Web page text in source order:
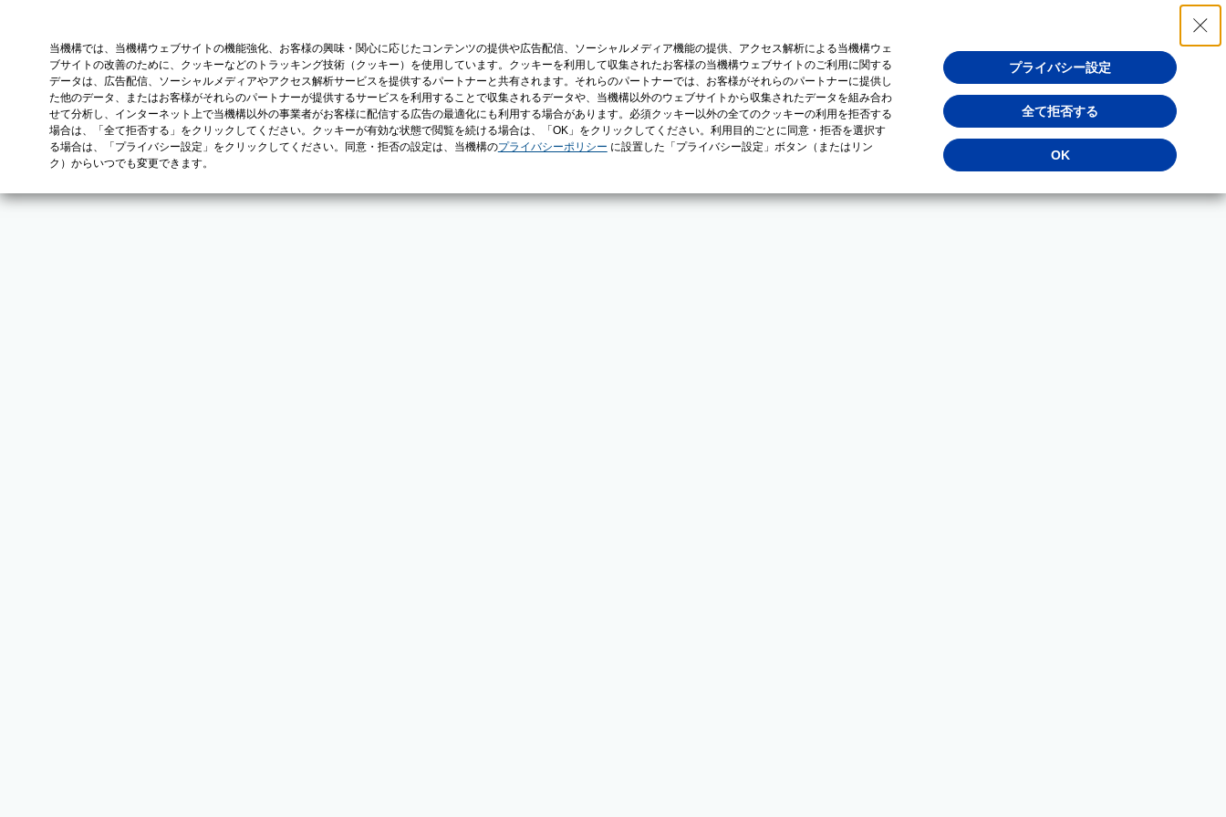
当機構では、当機構ウェブサイトの機能強化、お客様の興味・関心に応じたコンテンツの提供や広告配信、ソーシャルメディア機能の提供、アクセス解析による当機構ウェ
ブサイトの改善のために、クッキーなどのトラッキング技術（クッキー）を使用しています。クッキーを利用して収集されたお客様の当機構ウェブサイトのご利用に関する
データは、広告配信、ソーシャルメディアやアクセス解析サービスを提供するパートナーと共有されます。それらのパートナーでは、お客様がそれらのパートナーに提供し
た他のデータ、またはお客様がそれらのパートナーが提供するサービスを利用することで収集されるデータや、当機構以外のウェブサイトから収集されたデータを組み合わ
せて分析し、インターネット上で当機構以外の事業者がお客様に配信する広告の最適化にも利用する場合があります。必須クッキー以外の全てのクッキーの利用を拒否する
場合は、「全て拒否する」をクリックしてください。クッキーが有効な状態で閲覧を続ける場合は、「OK」をクリックしてください。利用目的ごとに同意・拒否を選択す
る場合は、「プライバシー設定」をクリックしてください。同意・拒否の設定は、当機構のプライバシーポリシー に設置した「プライバシー設定」ボタン（またはリン
ク）からいつでも変更できます。
プライバシー設定
全て拒否する
OK